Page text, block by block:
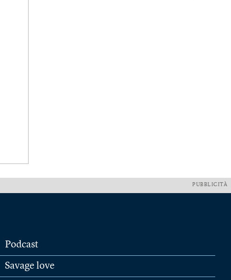
PUBBLICITÀ
Podcast
Savage love